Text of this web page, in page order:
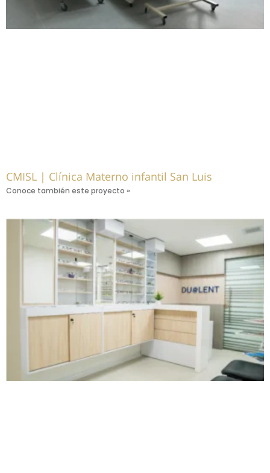
CMISL | Clínica Materno infantil San Luis
Conoce también este proyecto »